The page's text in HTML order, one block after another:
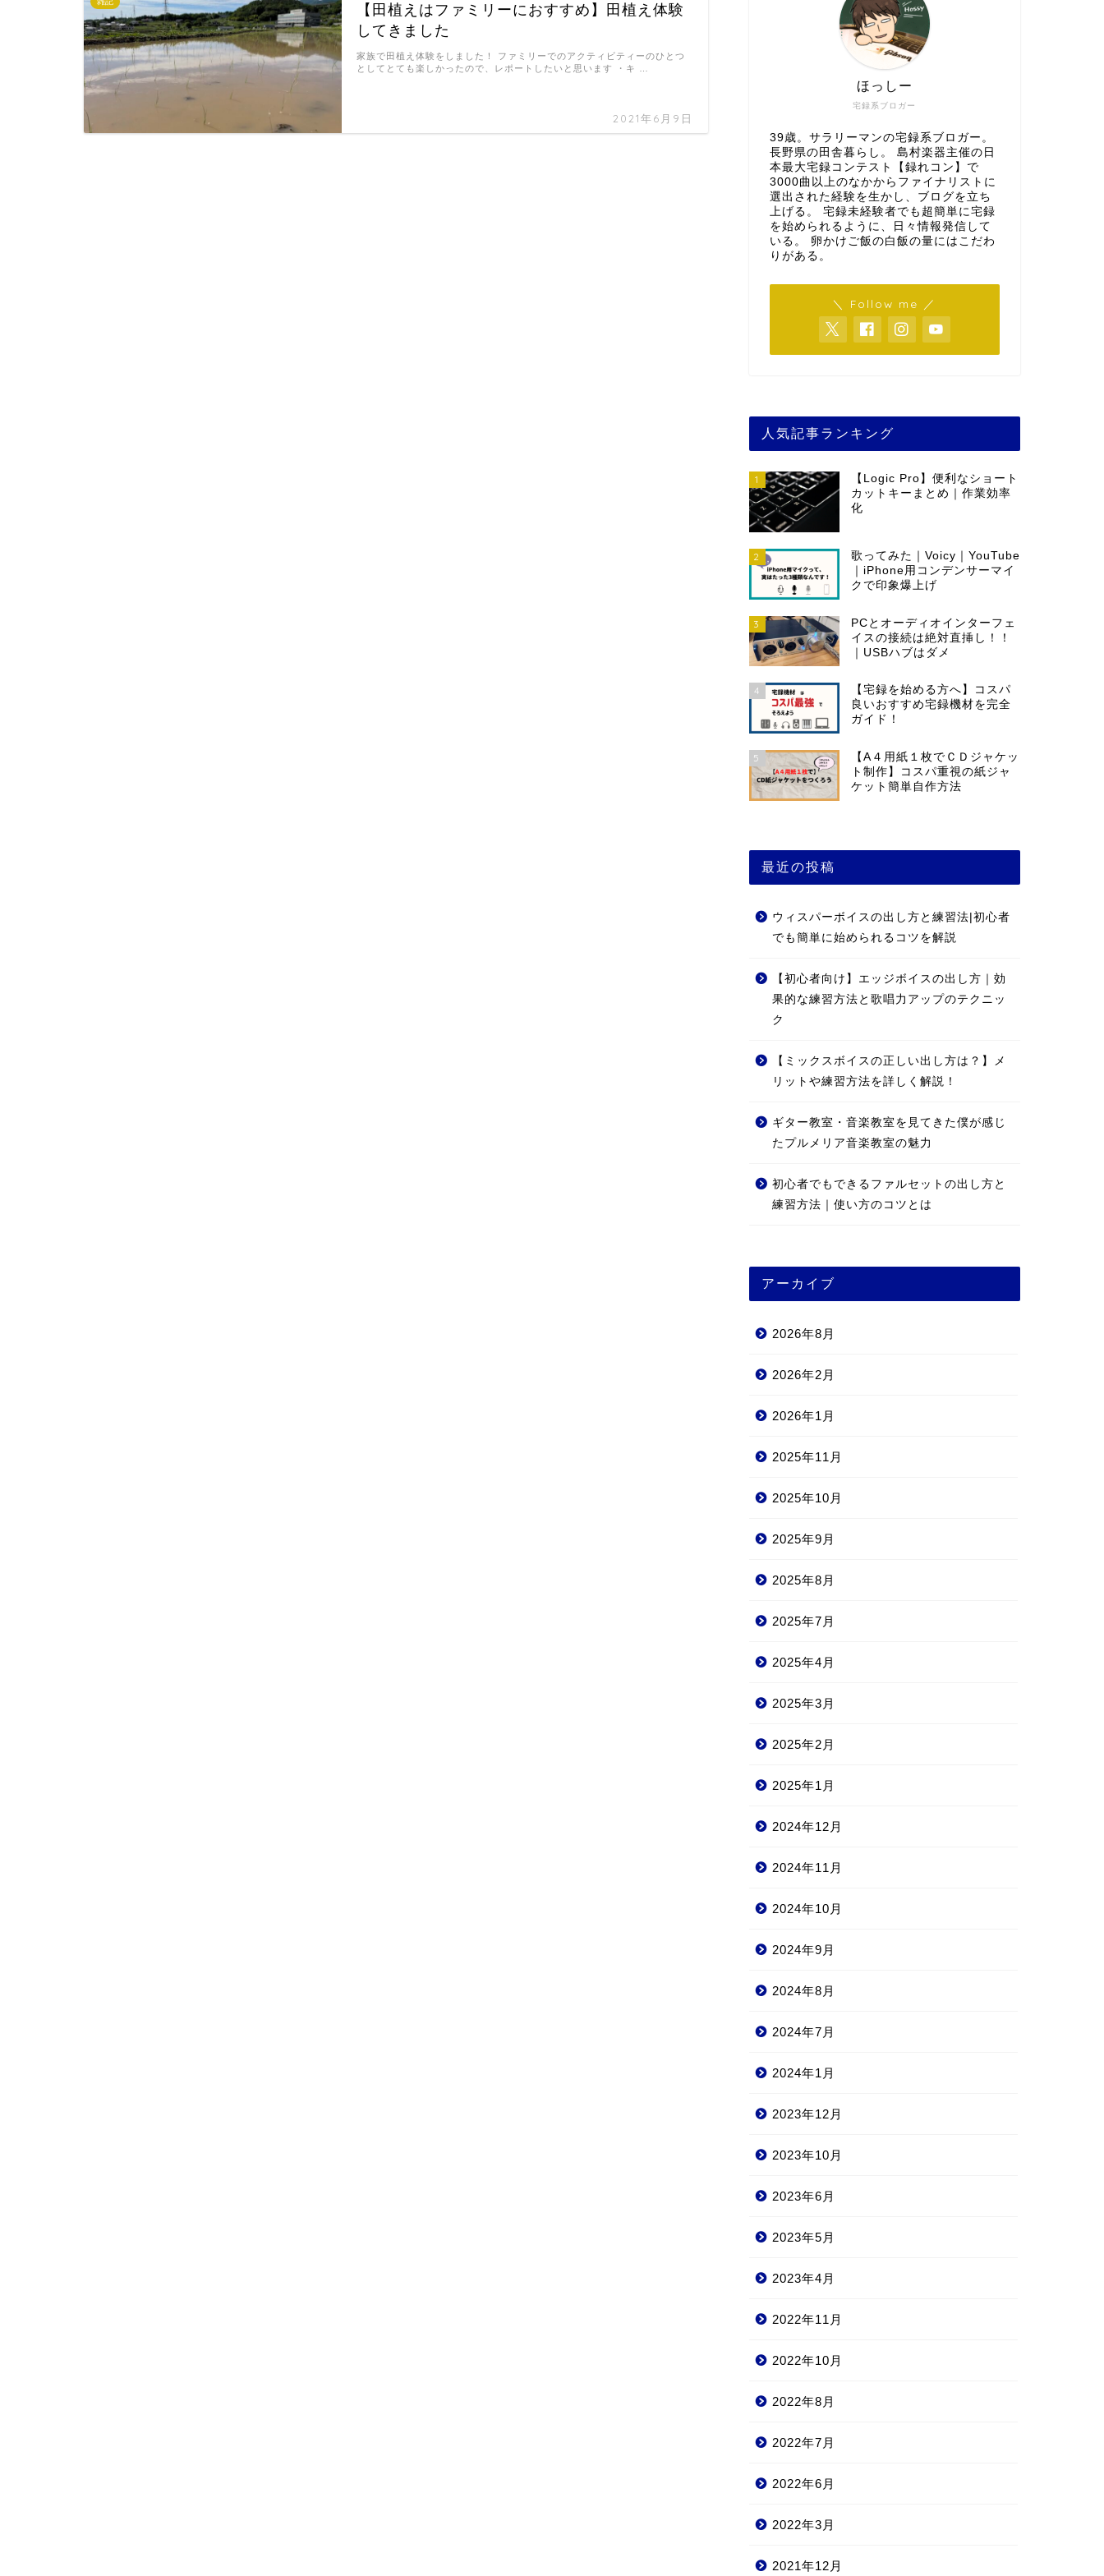
【田植えはファミリーにおすすめ】田植え体験
してきました
2021年6月9日
家族で田植え体験をしました！ ファミリーでのアクティビティーのひとつ
としてとても楽しかったので、レポートしたいと思います ・キ …
宅録系ブロガー
ほっしー
39歳。サラリーマンの宅録系ブロガー。
長野県の田舎暮らし。 島村楽器主催の日
本最大宅録コンテスト【録れコン】で
3000曲以上のなかからファイナリストに
選出された経験を生かし、ブログを立ち
上げる。 宅録未経験者でも超簡単に宅録
を始められるように、日々情報発信して
いる。 卵かけご飯の白飯の量にはこだわ
りがある。
＼ Follow me ／
人気記事ランキング
1
【Logic Pro】便利なショート
カットキーまとめ｜作業効率
化
2
歌ってみた｜Voicy｜YouTube
｜iPhone用コンデンサーマイ
クで印象爆上げ
3
PCとオーディオインターフェ
イスの接続は絶対直挿し！！
｜USBハブはダメ
4
【宅録を始める方へ】コスパ
良いおすすめ宅録機材を完全
ガイド！
5
【A４用紙１枚でＣＤジャケッ
ト制作】コスパ重視の紙ジャ
ケット簡単自作方法
最近の投稿
ウィスパーボイスの出し方と練習法|初心者
でも簡単に始められるコツを解説
【初心者向け】エッジボイスの出し方｜効
果的な練習方法と歌唱力アップのテクニッ
ク
【ミックスボイスの正しい出し方は？】メ
リットや練習方法を詳しく解説！
ギター教室・音楽教室を見てきた僕が感じ
たプルメリア音楽教室の魅力
初心者でもできるファルセットの出し方と
練習方法｜使い方のコツとは
アーカイブ
2026年8月
2026年2月
2026年1月
2025年11月
2025年10月
2025年9月
2025年8月
2025年7月
2025年4月
2025年3月
2025年2月
2025年1月
2024年12月
2024年11月
2024年10月
2024年9月
2024年8月
2024年7月
2024年1月
2023年12月
2023年10月
2023年6月
2023年5月
2023年4月
2022年11月
2022年10月
2022年8月
2022年7月
2022年6月
2022年3月
2021年12月